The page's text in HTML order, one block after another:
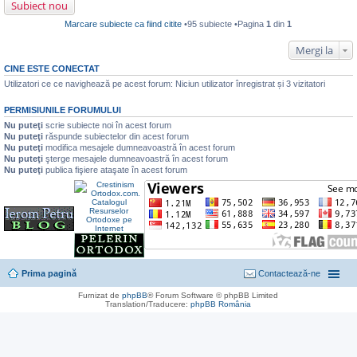
i
tn
t
e
s
c
i
t
Subiect nou
Marcare subiecte ca fiind citite •95 subiecte •Pagina1 din1
Mergi la
CINE ESTE CONECTAT
Utilizatori ce ce navighează pe acest forum: Niciun utilizator înregistrat și 3 vizitatori
PERMISIUNILE FORUMULUI
Nu puteţi scrie subiecte noi în acest forum
Nu puteţi răspunde subiectelor din acest forum
Nu puteţi modifica mesajele dumneavoastră în acest forum
Nu puteţi şterge mesajele dumneavoastră în acest forum
Nu puteţi publica fişiere ataşate în acest forum
Prima pagină Contactează-ne
Furnizat dephpBB® Forum Software © phpBB Limited
Translation/Traducere:phpBB România